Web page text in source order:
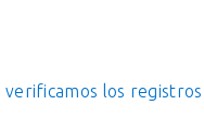
verificamos los registros